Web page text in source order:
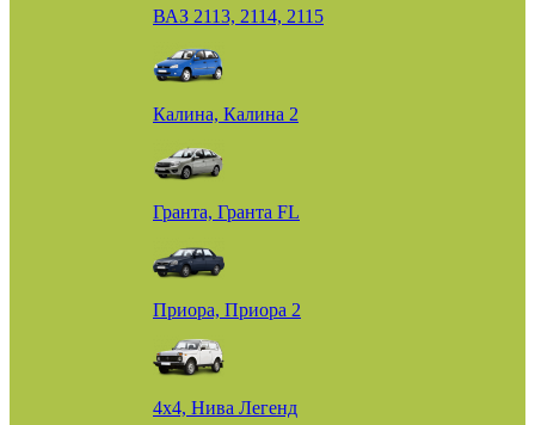
ВАЗ 2113, 2114, 2115
Калина, Калина 2
Гранта, Гранта FL
Приора, Приора 2
4х4, Нива Легенд